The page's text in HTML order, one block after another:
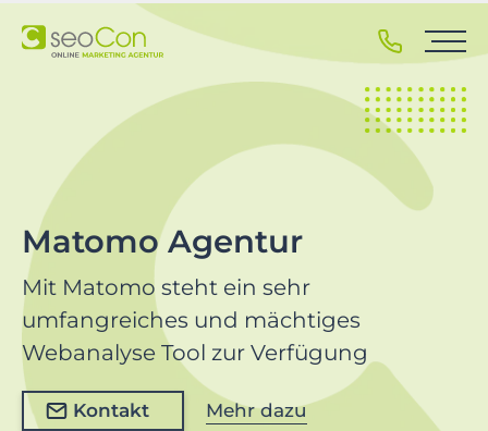
k
m
a
r
y
n
a
v
Matomo Agentur
Mit Matomo steht ein sehr
umfangreiches und mächtiges
Webanalyse Tool zur Verfügung
Kontakt Mehr dazu